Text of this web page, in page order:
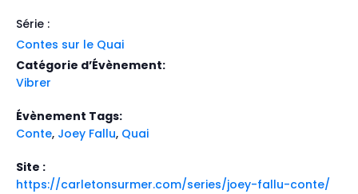
Série :
Contes sur le Quai
Catégorie d’Évènement:
Vibrer
Évènement Tags:
Conte, Joey Fallu, Quai
Site :
https://carletonsurmer.com/series/joey-fallu-conte/